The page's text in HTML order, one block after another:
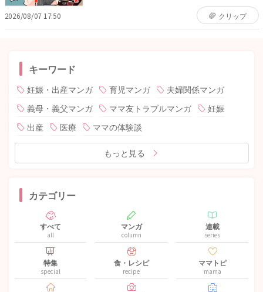
2026/08/07 17:50 クリップ
キーワード
妊娠・出産マンガ 育児マンガ
夫婦関係マンガ
義母・義父マンガ
ママ友トラブルマンガ
妊娠
出産
医療 ママの体験談
もっと見る
カテゴリー
すべて
all
マンガ
column
連載
series
特集
special
食・レシピ
recipe
ママトピ
mama